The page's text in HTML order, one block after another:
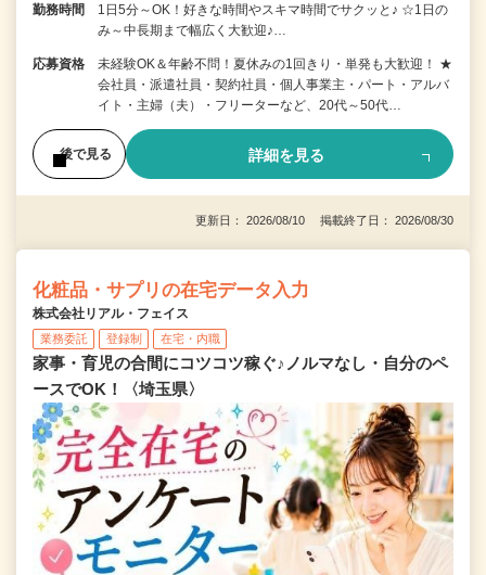
勤務時間
1日5分～OK！好きな時間やスキマ時間でサクッと♪ ☆1日の
み～中長期まで幅広く大歓迎♪…
応募資格
未経験OK＆年齢不問！夏休みの1回きり・単発も大歓迎！ ★
会社員・派遣社員・契約社員・個人事業主・パート・アルバ
イト・主婦（夫）・フリーターなど、20代～50代…
後で見る 詳細を見る
更新日： 2026/08/10 掲載終了日： 2026/08/30
化粧品・サプリの在宅データ入力
株式会社リアル・フェイス
業務委託 登録制 在宅・内職
家事・育児の合間にコツコツ稼ぐ♪ノルマなし・自分のペ
ースでOK！〈埼玉県〉